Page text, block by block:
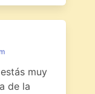
muy
de la